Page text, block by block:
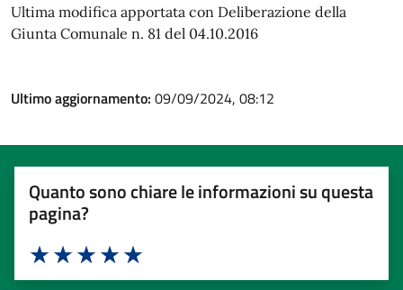
Ultima modifica apportata con Deliberazione della
Giunta Comunale n. 81 del 04.10.2016
Ultimo aggiornamento: 09/09/2024, 08:12
Quanto sono chiare le informazioni su questa
pagina?
Valuta 5 stelle su 5
Valuta 4 stelle su 5
Valuta 3 stelle su 5
Valuta 2 stelle su 5
Valuta 1 stelle su 5